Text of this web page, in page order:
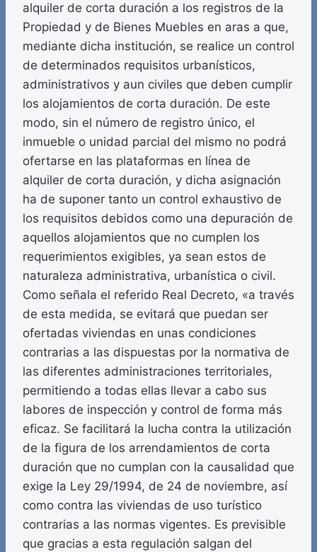
alquiler de corta duración a los registros de la
Propiedad y de Bienes Muebles en aras a que,
mediante dicha institución, se realice un control
de determinados requisitos urbanísticos,
administrativos y aun civiles que deben cumplir
los alojamientos de corta duración. De este
modo, sin el número de registro único, el
inmueble o unidad parcial del mismo no podrá
ofertarse en las plataformas en línea de
alquiler de corta duración, y dicha asignación
ha de suponer tanto un control exhaustivo de
los requisitos debidos como una depuración de
aquellos alojamientos que no cumplen los
requerimientos exigibles, ya sean estos de
naturaleza administrativa, urbanística o civil.
Como señala el referido Real Decreto, «a través
de esta medida, se evitará que puedan ser
ofertadas viviendas en unas condiciones
contrarias a las dispuestas por la normativa de
las diferentes administraciones territoriales,
permitiendo a todas ellas llevar a cabo sus
labores de inspección y control de forma más
eficaz. Se facilitará la lucha contra la utilización
de la figura de los arrendamientos de corta
duración que no cumplan con la causalidad que
exige la Ley 29/1994, de 24 de noviembre, así
como contra las viviendas de uso turístico
contrarias a las normas vigentes. Es previsible
que gracias a esta regulación salgan del